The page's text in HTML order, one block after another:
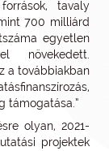
tavaly
700 milliárd
egyetlen
növekedett.
a továbbiakban
támogatása.”
olyan, 2021-
projektek